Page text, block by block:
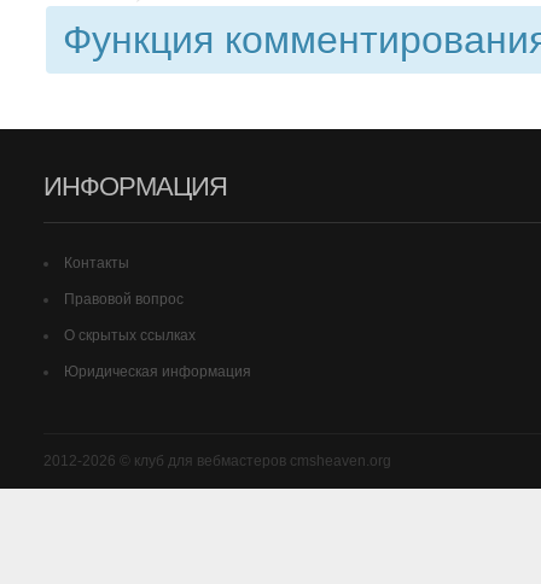
Функция
ИНФОРМАЦИЯ
Контакты
Правовой вопрос
О скрытых ссылках
Юридическая информация
2012-2026 © клуб для вебмастеров cmsheaven.org